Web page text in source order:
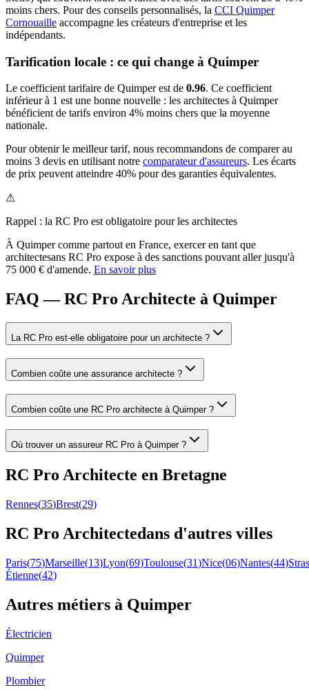
moins chers. Pour des conseils personnalisés, la CCI Quimper
Cornouaille accompagne les créateurs d'entreprise et les
indépendants.
Tarification locale : ce qui change à Quimper
Le coefficient tarifaire de Quimperest de 0.96. Ce coefficient
inférieur à 1 est une bonne nouvelle : les architectes à Quimper
bénéficient de tarifs environ 4% moins chers que la moyenne
nationale.
Pour obtenir le meilleur tarif, nous recommandons de comparer au
moins 3 devis en utilisant notre comparateur d'assureurs. Les écarts
de prix peuvent atteindre 40% pour des garanties équivalentes.
⚠
Rappel : la RC Pro est obligatoire pour les architectes
À Quimpercomme partout en France, exercer en tant que
architectesans RC Pro expose à des sanctions pouvant aller jusqu'à
75 000 € d'amende. En savoir plus
FAQ — RC Pro Architecte à Quimper
La RC Pro est-elle obligatoire pour un architecte ?
Combien coûte une assurance architecte ?
Combien coûte une RC Pro architecte à Quimper ?
Où trouver un assureur RC Pro à Quimper ?
RC Pro Architecte en Bretagne
Rennes(35)Brest(29)
RC Pro Architectedans d'autres villes
Paris(75)Marseille(13)Lyon(69)Toulouse(31)Nice(06)Nantes(44)
Étienne(42)
Autres métiers à Quimper
Électricien
Quimper
Plombier